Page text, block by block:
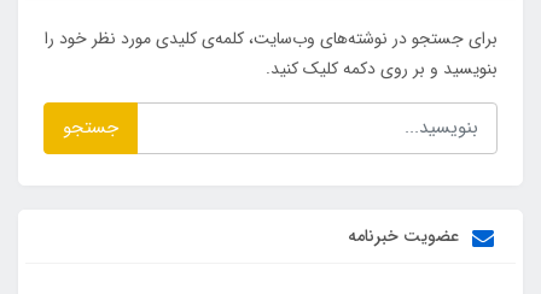
برای جستجو در نوشته‌های وب‌سایت، کلمه‌ی کلیدی مورد نظر خود را
بنویسید و بر روی دکمه کلیک کنید.
جستجو
عضویت خبرنامه